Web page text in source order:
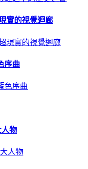
實的視覺迴廊
序曲
物